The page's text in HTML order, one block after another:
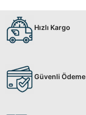
Hızlı Kargo
Güvenli Ödeme